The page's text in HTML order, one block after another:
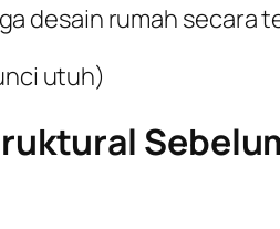
desain rumah secara
utuh)